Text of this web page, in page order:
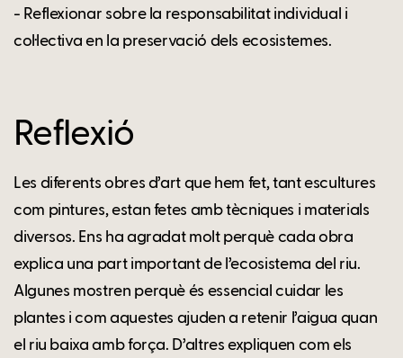
- Reflexionar sobre la responsabilitat individual i
col·lectiva en la preservació dels ecosistemes.
Reflexió
Les diferents obres d’art que hem fet, tant escultures
com pintures, estan fetes amb tècniques i materials
diversos. Ens ha agradat molt perquè cada obra
explica una part important de l’ecosistema del riu.
Algunes mostren perquè és essencial cuidar les
plantes i com aquestes ajuden a retenir l’aigua quan
el riu baixa amb força. D’altres expliquen com els